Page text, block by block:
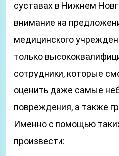
суставах в Нижнем
внимание на
медицинского
только
сотрудники, которые
оценить даже самые
повреждения, а также
Именно с помощью
произвести: